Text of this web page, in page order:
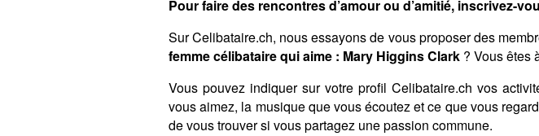
Pour faire des rencontres d’amour ou d’amitié, inscrivez-
Sur Celibataire.ch, nous essayons de vous proposer des
femme célibataire qui aime : Mary Higgins Clark ? Vous êtes
Vous pouvez indiquer sur votre profil Celibataire.ch vos
vous aimez, la musique que vous écoutez et ce que vous
de vous trouver si vous partagez une passion commune.